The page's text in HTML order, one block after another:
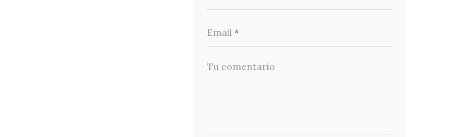
Email *
Tu comentario